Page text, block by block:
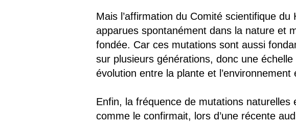
Mais l’affirmation du Comité scientifique
apparues spontanément dans la nature et
fondée. Car ces mutations sont aussi
sur plusieurs générations, donc une
évolution entre la plante et
Enfin, la fréquence de mutations
comme le confirmait, lors d’une récente